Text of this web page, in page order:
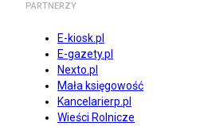
PARTNERZY
E-kiosk.pl
E-gazety.pl
Nexto.pl
Mała księgowość
Kancelarierp.pl
Wieści Rolnicze